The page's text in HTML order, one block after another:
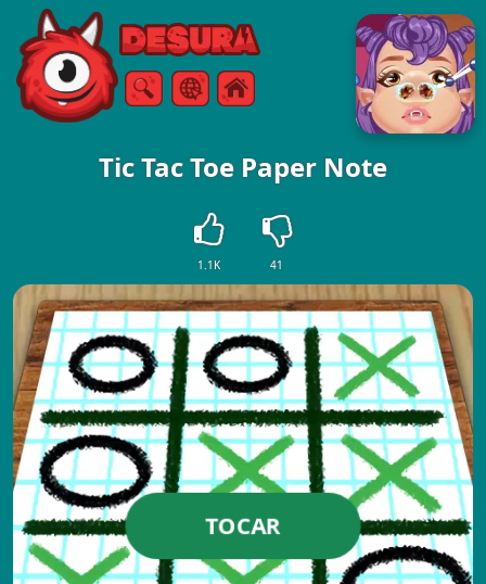
Free Online Games
BuscarMenú
Tic Tac Toe Paper Note
1.1K 41
TOCAR